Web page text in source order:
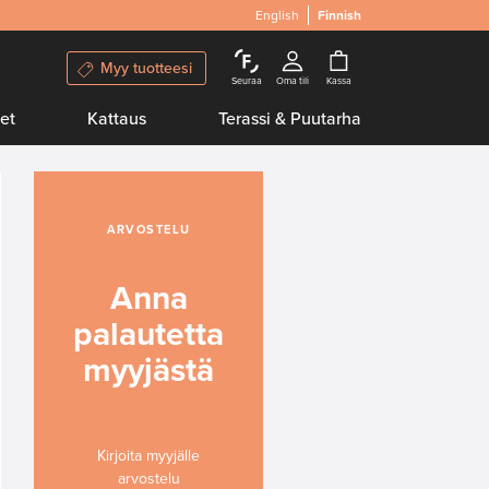
English Finnish
Myy tuotteesi
Seuraa Oma tili Kassa
Kattaus Terassi & Puutarha
ARVOSTELU
Anna
palautetta
myyjästä
Kirjoita myyjälle
arvostelu